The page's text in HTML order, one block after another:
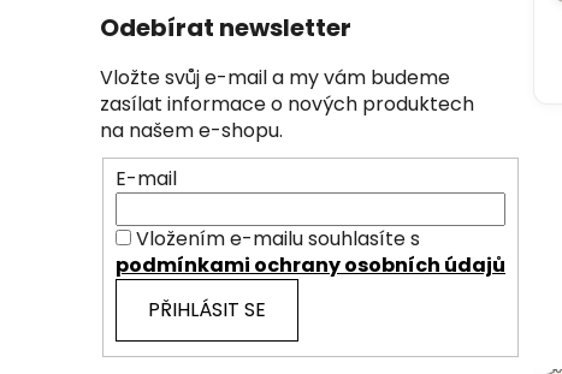
Odebírat newsletter
Vložte svůj e-mail a my vám budeme
zasílat informace o nových produktech
na našem e-shopu.
E-mail
Vložením e-mailu souhlasíte s
podmínkami ochrany osobních údajů
PŘIHLÁSIT SE